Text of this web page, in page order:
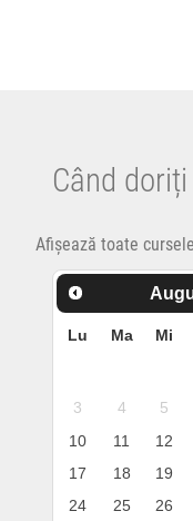
Când
Afișează toate
Lu Ma Mi
3
4 5
10
11 12
17
18 19
24
25 26